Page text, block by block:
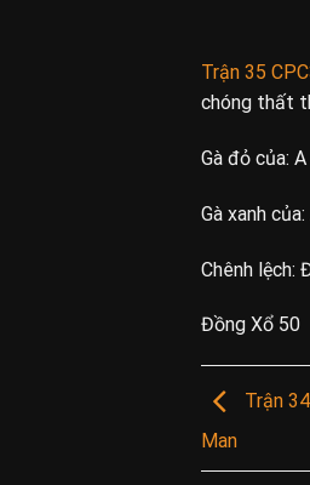
Trận 35
chóng thất
Gà đỏ của:
Gà xanh của:
Chênh lệch:
Đồng Xổ 50
Trận
Man